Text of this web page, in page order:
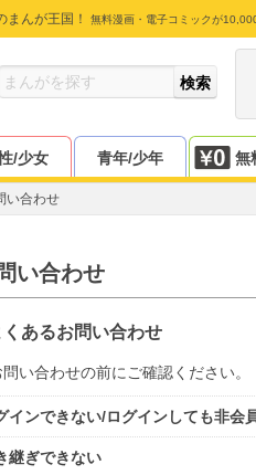
んが王国！ 無料漫画・電子コミックが
/少女 青年/少年 無
い合わせ
い合わせ
くあるお問い合わせ
い合わせの前にご確認ください。
インできない/ログインしても非会
継ぎできない